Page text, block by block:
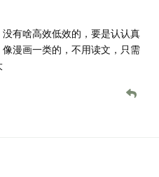
有啥高效低效的，要是认认真
漫画一类的，不用读文，只需